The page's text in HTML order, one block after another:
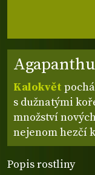
Kalokvět
s dužnatými
množství
nejenom hezčí
Popis rostliny